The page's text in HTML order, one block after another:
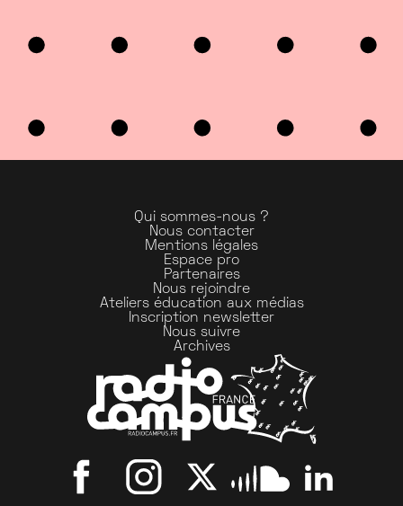
Qui sommes-nous ?
Nous contacter
Mentions légales
Espace pro
Partenaires
Nous rejoindre
Ateliers éducation aux médias
Inscription newsletter
Nous suivre
Archives